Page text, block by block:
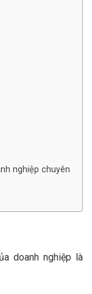
nghiệp chuyên
doanh nghiệp là